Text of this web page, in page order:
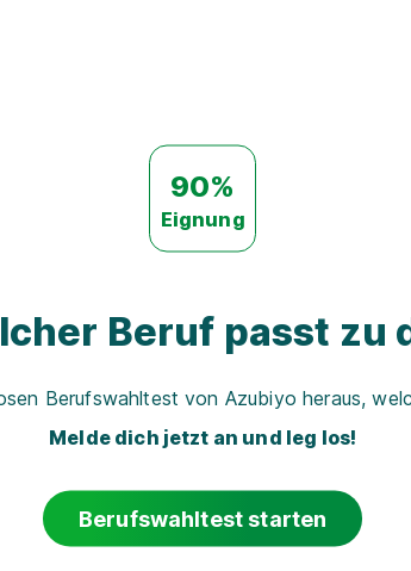
90%
Eignung
Beruf passt zu
Berufswahltest von Azubiyo heraus,
Melde dich jetzt an und leg los!
Berufswahltest starten